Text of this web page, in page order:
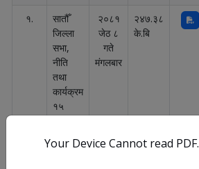
१.
सातौँ
जिल्ला
सभा,
नीति
तथा
कार्यक्रम
१५
२०८१
जेठ ८
गते
मंगलबार
२४७.३८
के.बि
Your Device Cannot read PDF.